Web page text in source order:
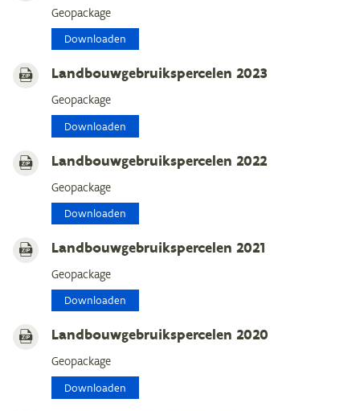
Geopackage
Downloaden
Landbouwgebruikspercelen 2023
Geopackage
Downloaden
Landbouwgebruikspercelen 2022
Geopackage
Downloaden
Landbouwgebruikspercelen 2021
Geopackage
Downloaden
Landbouwgebruikspercelen 2020
Geopackage
Downloaden